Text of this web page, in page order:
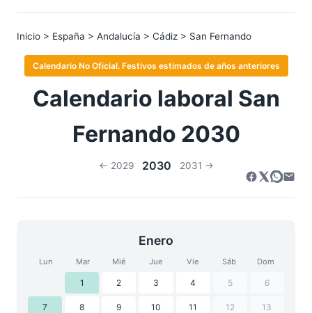
Inicio > España > Andalucía > Cádiz > San Fernando
Calendario No Oficial. Festivos estimados de años anteriores
Calendario laboral San
Fernando 2030
← 2029 2030 2031 →
Enero
Lun Mar Mié Jue Vie Sáb Dom
1 2 3 4 5 6
7 8 9 10 11 12 13